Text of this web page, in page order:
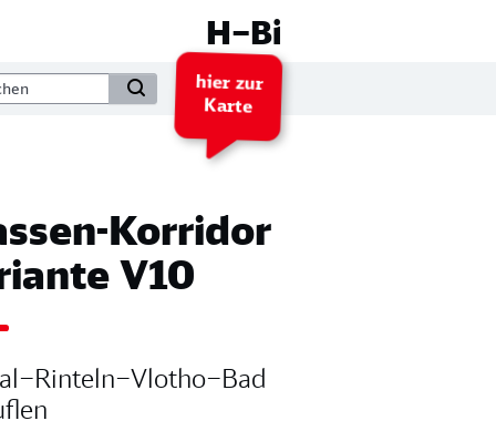
H–Bi
hier zur
Karte
Korridor
V10